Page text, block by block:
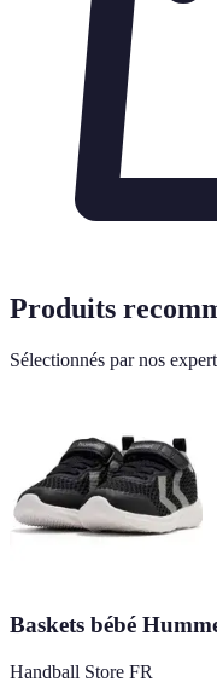
Produits
Sélectionnés par nos
Baskets bébé
Handball Store FR